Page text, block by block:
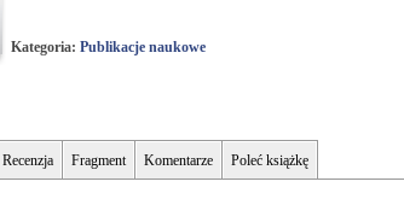
Kategoria: Publikacje naukowe
Recenzja Fragment Komentarze Poleć książkę